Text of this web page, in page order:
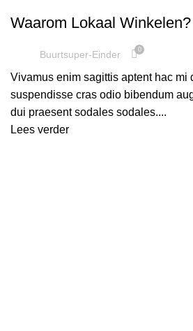
Waarom Lokaal Winkelen?
Buurtsuper-Einder 0
Vivamus enim sagittis aptent hac mi
suspendisse cras odio bibendum
dui praesent sodales sodales....
Lees verder